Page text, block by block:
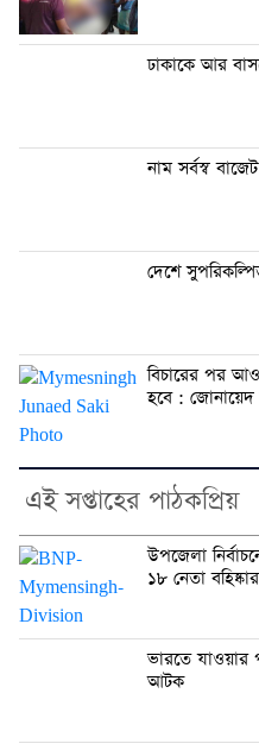
ঢাকাকে আর
নাম সর্বস্ব
দেশে
বিচারের পর
হবে : জোনায়েদ
এই সপ্তাহের পাঠকপ্রিয়
উপজেলা
১৮ নেতা বহিষ্কার
ভারতে যাওয়ার
আটক